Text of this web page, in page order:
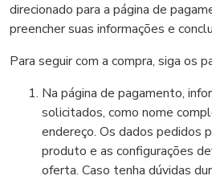
direcionado para a página de
preencher suas informações e
Para seguir com a compra, siga os
Na página de pagamento,
solicitados, como nome
endereço. Os dados pedidos
produto e as configurações
oferta. Caso tenha dúvidas